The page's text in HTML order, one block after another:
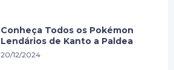
Conheça Todos os Pokémon
Lendários de Kanto a Paldea
20/12/2024